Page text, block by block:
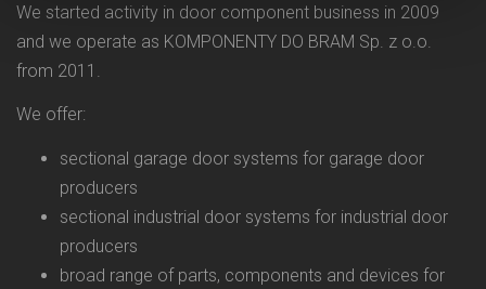
We started activity in door component business in 2009
and we operate as KOMPONENTY DO BRAM Sp. z o.o.
from 2011.
We offer:
sectional garage door systems for garage door
producers
sectional industrial door systems for industrial door
producers
broad range of parts, components and devices for